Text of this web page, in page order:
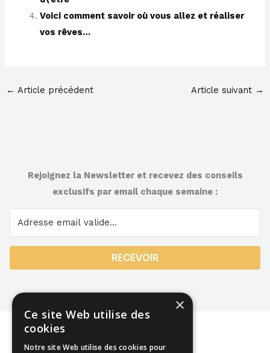
Voici comment savoir où vous allez et réaliser
vos rêves…
← Article précédent Article suivant →
Rejoignez la Newsletter et recevez des conseils
exclusifs par email chaque semaine :
RECEVOIR
×
Ce site Web utilise des
cookies
Notre site Web utilise des cookies pour